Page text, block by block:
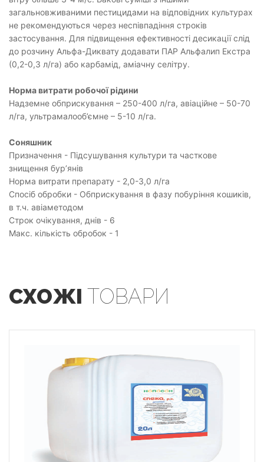
загальновживаними пестицидами на відповідних культурах
не рекомендуються через неспівпадіння строків
застосування. Для підвищення ефективності десикації слід
до розчину Альфа-Диквату додавати ПАР Альфалип Екстра
(0,2-0,3 л/га) або карбамід, аміачну селітру.
Норма витрати робочої рідини
Надземне обприскування – 250-400 л/га, авіаційне – 50-70
л/га, ультрамалооб’ємне – 5-10 л/га.
Соняшник
Призначення - Підсушування культури та часткове
знищення бур’янів
Норма витрати препарату - 2,0-3,0 л/га
Спосіб обробки - Обприскування в фазу побуріння кошиків,
в т.ч. авіаметодом
Строк очікування, днів - 6
Макс. кількість обробок - 1
СХОЖІ ТОВАРИ